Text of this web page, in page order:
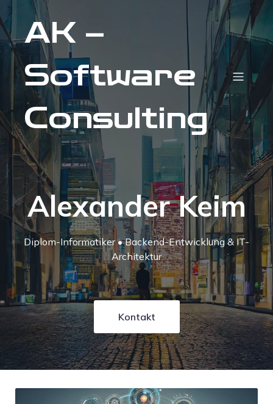
AK –
Software
Consulting
Alexander Keim
Diplom-Informatiker • Backend-Entwicklung & IT-
Architektur
Kontakt